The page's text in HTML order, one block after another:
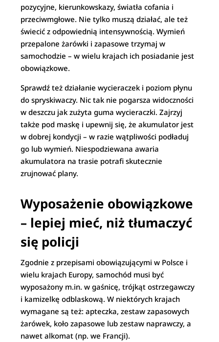
pozycyjne, kierunkowskazy, światła cofania i
przeciwmgłowe. Nie tylko muszą działać, ale też
świecić z odpowiednią intensywnością. Wymień
przepalone żarówki i zapasowe trzymaj w
samochodzie – w wielu krajach ich posiadanie jest
obowiązkowe.
Sprawdź też działanie wycieraczek i poziom płynu
do spryskiwaczy. Nic tak nie pogarsza widoczności
w deszczu jak zużyta guma wycieraczki. Zajrzyj
także pod maskę i upewnij się, że akumulator jest
w dobrej kondycji – w razie wątpliwości podładuj
go lub wymień. Niespodziewana awaria
akumulatora na trasie potrafi skutecznie
zrujnować plany.
Wyposażenie obowiązkowe
– lepiej mieć, niż tłumaczyć
się policji
Zgodnie z przepisami obowiązującymi w Polsce i
wielu krajach Europy, samochód musi być
wyposażony m.in. w gaśnicę, trójkąt ostrzegawczy
i kamizelkę odblaskową. W niektórych krajach
wymagane są też: apteczka, zestaw zapasowych
żarówek, koło zapasowe lub zestaw naprawczy, a
nawet alkomat (np. we Francji).